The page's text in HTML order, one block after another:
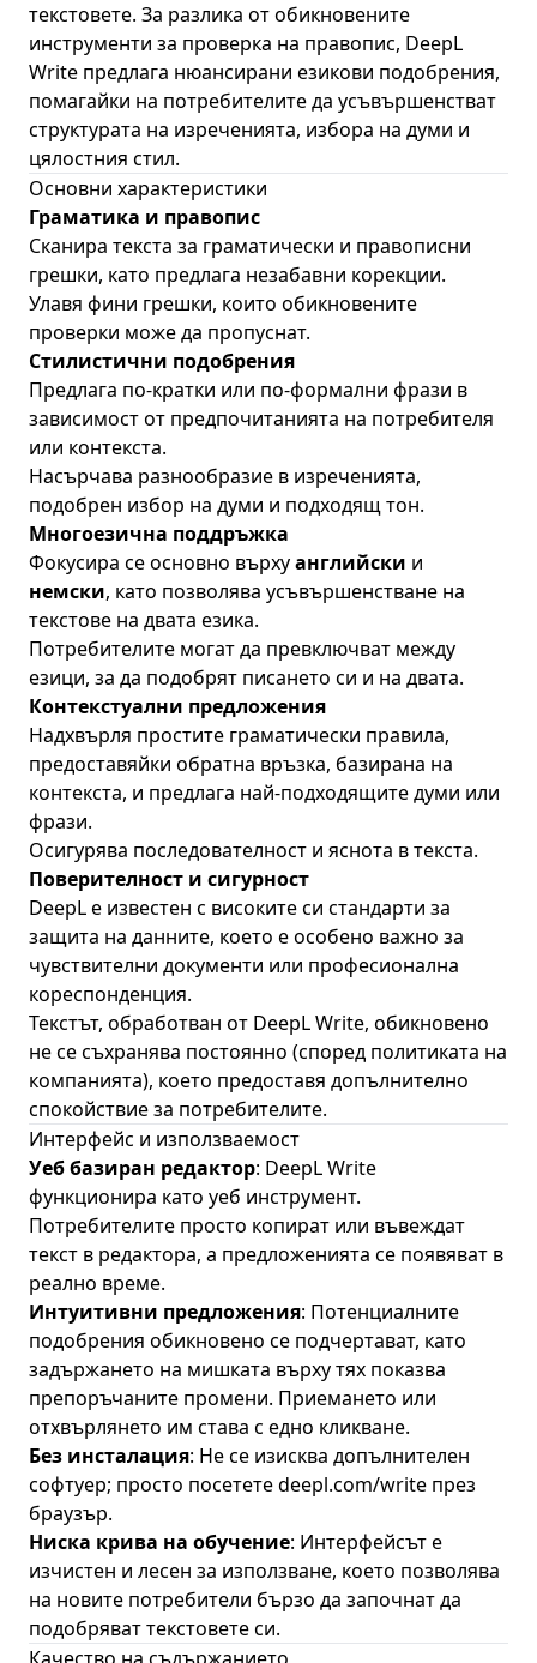
текстовете. За разлика от обикновените
инструменти за проверка на правопис, DeepL
Write предлага нюансирани езикови подобрения,
помагайки на потребителите да усъвършенстват
структурата на изреченията, избора на думи и
цялостния стил.
Основни характеристики
Граматика и правопис
Сканира текста за граматически и правописни
грешки, като предлага незабавни корекции.
Улавя фини грешки, които обикновените
проверки може да пропуснат.
Стилистични подобрения
Предлага по-кратки или по-формални фрази в
зависимост от предпочитанията на потребителя
или контекста.
Насърчава разнообразие в изреченията,
подобрен избор на думи и подходящ тон.
Многоезична поддръжка
Фокусира се основно върхуанглийски и
немски, като позволява усъвършенстване на
текстове на двата езика.
Потребителите могат да превключват между
езици, за да подобрят писането си и на двата.
Контекстуални предложения
Надхвърля простите граматически правила,
предоставяйки обратна връзка, базирана на
контекста, и предлага най-подходящите думи или
фрази.
Осигурява последователност и яснота в текста.
Поверителност и сигурност
DeepL е известен с високите си стандарти за
защита на данните, което е особено важно за
чувствителни документи или професионална
кореспонденция.
Текстът, обработван от DeepL Write, обикновено
не се съхранява постоянно (според политиката на
компанията), което предоставя допълнително
спокойствие за потребителите.
Интерфейс и използваемост
Уеб базиран редактор: DeepL Write
функционира като уеб инструмент.
Потребителите просто копират или въвеждат
текст в редактора, а предложенията се появяват в
реално време.
Интуитивни предложения: Потенциалните
подобрения обикновено се подчертават, като
задържането на мишката върху тях показва
препоръчаните промени. Приемането или
отхвърлянето им става с едно кликване.
Без инсталация: Не се изисква допълнителен
софтуер; просто посететеdeepl.com/write през
браузър.
Ниска крива на обучение: Интерфейсът е
изчистен и лесен за използване, което позволява
на новите потребители бързо да започнат да
подобряват текстовете си.